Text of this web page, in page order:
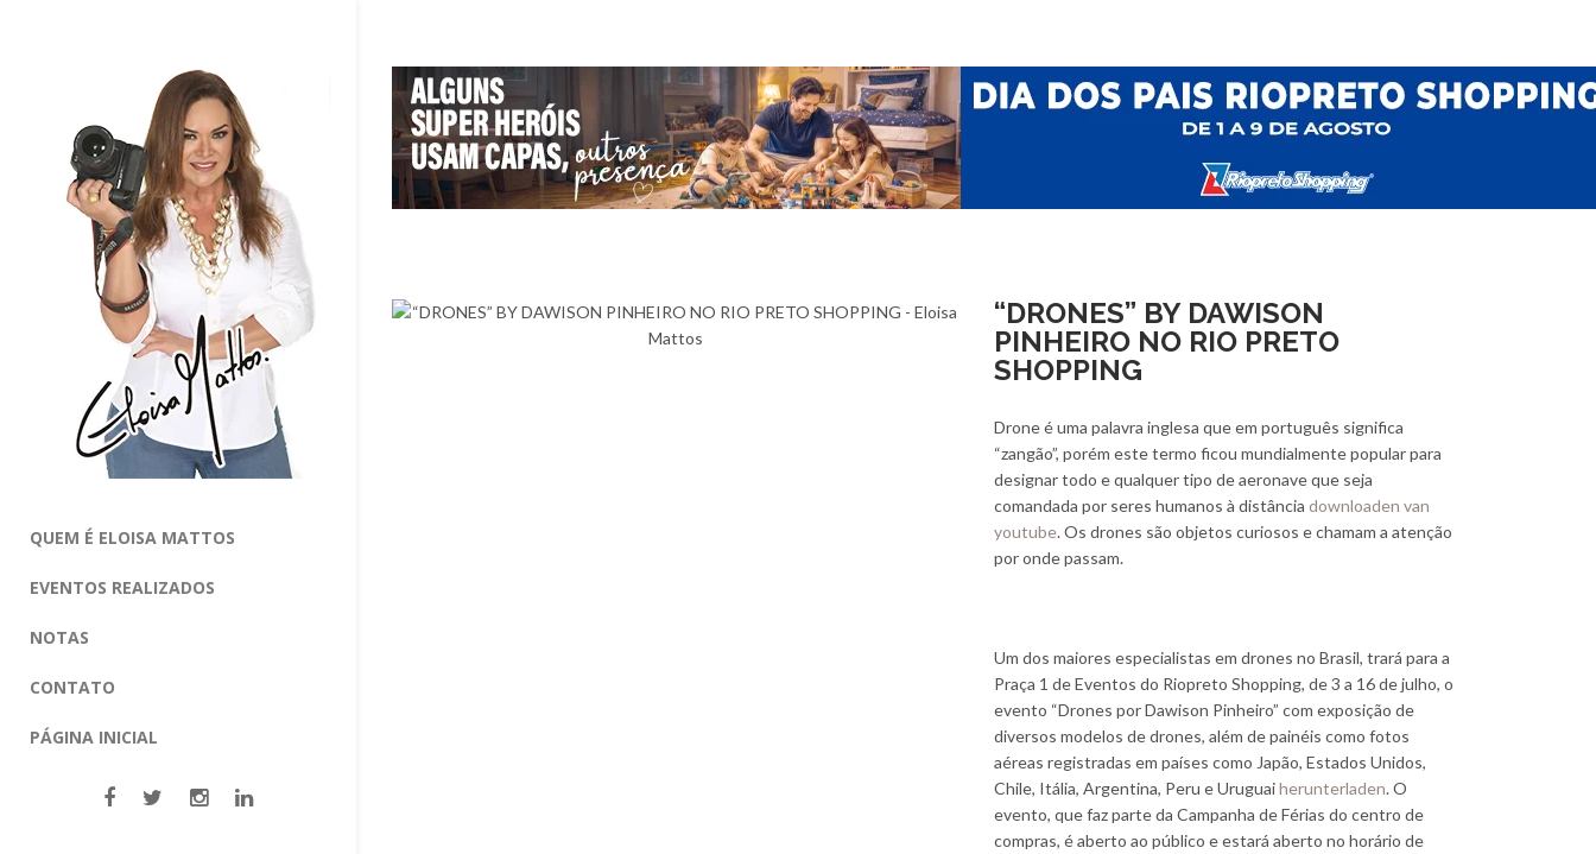
QUEM É ELOISA MATTOS
EVENTOS REALIZADOS
NOTAS
CONTATO
PÁGINA INICIAL
“DRONES” BY DAWISON
PINHEIRO NO RIO PRETO
SHOPPING
Drone é uma palavra inglesa que em português significa
“zangão”, porém este termo ficou mundialmente popular para
designar todo e qualquer tipo de aeronave que seja
comandada por seres humanos à distância downloaden van
youtube. Os drones são objetos curiosos e chamam a atenção
por onde passam.
Um dos maiores especialistas em drones no Brasil, trará para a
Praça 1 de Eventos do Riopreto Shopping, de 3 a 16 de julho, o
evento “Drones por Dawison Pinheiro” com exposição de
diversos modelos de drones, além de painéis como fotos
aéreas registradas em países como Japão, Estados Unidos,
Chile, Itália, Argentina, Peru e Uruguaiherunterladen. O
evento, que faz parte da Campanha de Férias do centro de
compras, é aberto ao público e estará aberto no horário de